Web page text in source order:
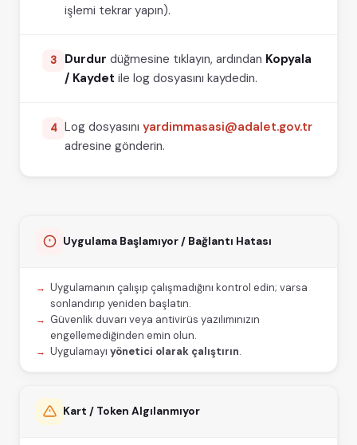
macOS (Intel)
destek sağlanmıştır.
Bazı kart okuyucularda yaşanan
işlemi tekrar yapın).
3 Durdur düğmesine tıklayın, ardından Kopyala
/ Kaydet ile log dosyasını kaydedin.
4 Log dosyasını yardimmasasi@adalet.gov.tr
adresine gönderin.
Uygulama Başlamıyor / Bağlantı Hatası
Uygulamanın çalışıp çalışmadığını kontrol edin; varsa
sonlandırıp yeniden başlatın.
Güvenlik duvarı veya antivirüs yazılımınızın
engellemediğinden emin olun.
Uygulamayı yönetici olarak çalıştırın.
Kart / Token Algılanmıyor